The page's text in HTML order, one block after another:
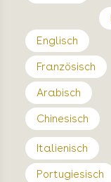
Englisch
Französisch
Arabisch
Chinesisch
Italienisch
Portugiesisch